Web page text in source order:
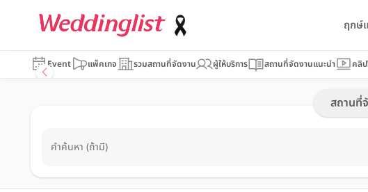
ฤกษ์
Event แพ็คเกจ รวมสถานที่จัดงาน ผู้ให้บริการ สถานที่จัดงานแนะนำ คลิ
สถานที่
คำค้นหา (ถ้ามี)